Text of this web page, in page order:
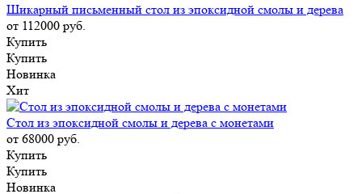
Шикарный письменный стол из эпоксидной смолы и дерева
от 112000 руб.
Купить
Купить
Новинка
Хит
Стол из эпоксидной смолы и дерева с монетами
от 68000 руб.
Купить
Купить
Новинка